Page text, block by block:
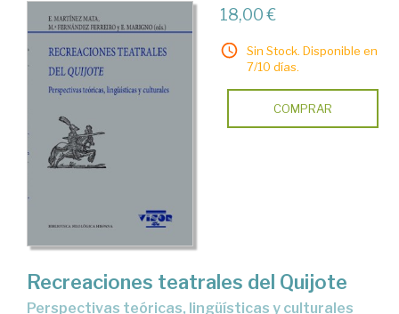
18,00 €
Sin Stock. Disponible en
7/10 días.
COMPRAR
Recreaciones teatrales del Quijote
perspectivas teóricas, lingüísticas y culturales